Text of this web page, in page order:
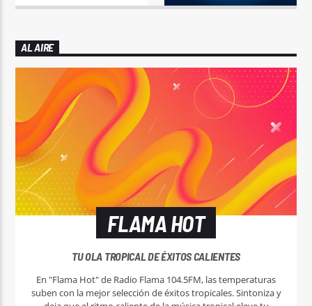
AL AIRE
FLAMA HOT
TU OLA TROPICAL DE ÉXITOS CALIENTES
En "Flama Hot" de Radio Flama 104.5FM, las temperaturas
suben con la mejor selección de éxitos tropicales. Sintoniza y